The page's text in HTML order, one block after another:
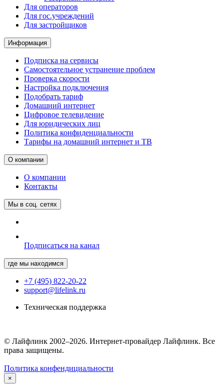
Для операторов
Для гос.учреждений
Для застройщиков
Информация
Подписка на сервисы
Самостоятельное устранение проблем
Проверка скорости
Настройка подключения
Подобрать тариф
Домашний интернет
Цифровое телевидение
Для юридических лиц
Политика конфиденциальности
Тарифы на домашний интернет и ТВ
О компании
О компании
Контакты
Мы в соц. сетях
Подписаться на канал
где мы находимся
+7 (495) 822-20-22
support@lifelink.ru
Техническая поддержка
© Лайфлинк 2002–2026. Интернет-провайдер Лайфлинк. Все
права защищены.
Политика конфендициальности
×